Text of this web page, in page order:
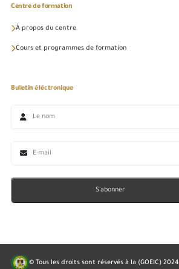
Centre de formation
À propos du centre
Cours et programmes de formation
Bulletin éléctronique
S'abonner
© Tous les droits sont réservés à la (GOEIC) 2024